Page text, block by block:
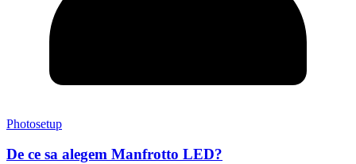
Photosetup
De ce sa alegem Manfrotto LED?